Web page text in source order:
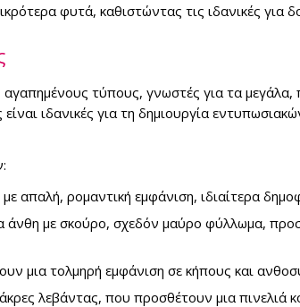
φυτά, καθιστώντας τις ιδανικές για
αγαπημένους τύπους, γνωστές για τα
ιδανικές για τη δημιουργία
απαλή, ρομαντική εμφάνιση, ιδιαίτερα
άνθη με σκούρο, σχεδόν μαύρο φύλλωμα,
μια τολμηρή εμφάνιση σε κήπους και
λεβάντας, που προσθέτουν μια πινελιά